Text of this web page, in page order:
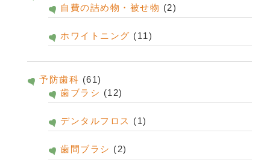
自費の詰め物・被せ物 (2)
ホワイトニング (11)
予防歯科 (61)
歯ブラシ (12)
デンタルフロス (1)
歯間ブラシ (2)